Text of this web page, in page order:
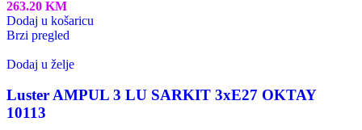
263.20 KM
Dodaj u košaricu
Brzi pregled
Dodaj u želje
Luster AMPUL 3 LU SARKIT 3xE27 OKTAY
10113